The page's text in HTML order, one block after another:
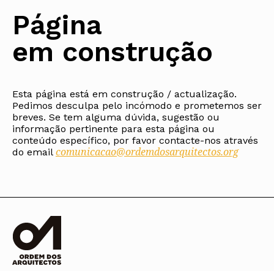
Conselho Diretivo Nacional
Conselho de Disciplina
Nacional
Conselho Fiscal
Conselho de Supervisão
CAU
COB
CPA
CSAC
Arquitectos
Boletim
Arquitectos
IARP
Jornal Arquitectos
Habitar Portugal
Glossário de
Arquitectura de
Autor
Internacional
Responsabilidade Civil
Apoio à prática
Legislação
SILUC
Apoio jurídico
Minutas
Documentos Normativos
Normas
Bolsa de Emprego
Emprego, Estágios e
Procedimentos concursais
Termos e Condições
Algarve
Madeira
Açores
Notícias
Centro
Lisboa e Vale do Tejo
Alentejo
Algarve
Madeira
Página
em construção
Esta página está em construção / actualização.
Pedimos desculpa pelo incómodo e prometemos ser
breves. Se tem alguma dúvida, sugestão ou
informação pertinente para esta página ou
conteúdo específico, por favor contacte-nos através
do email comunicacao@ordemdosarquitectos.org